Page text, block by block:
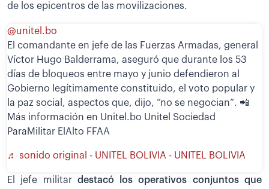
de los epicentros de las movilizaciones.
@unitel.bo
El comandante en jefe de las Fuerzas Armadas, general
Víctor Hugo Balderrama, aseguró que durante los 53
días de bloqueos entre mayo y junio defendieron al
Gobierno legítimamente constituido, el voto popular y
la paz social, aspectos que, dijo, “no se negocian”. 📲
Más información en Unitel.bo Unitel Sociedad
ParaMilitar ElAlto FFAA
♬ sonido original - UNITEL BOLIVIA - UNITEL BOLIVIA
El jefe militar destacó los operativos conjuntos que